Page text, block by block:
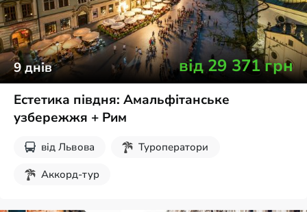
9днів від29 371грн
Естетика півдня: Амальфітанське
узбережжя + Рим
від Львова
Туроператори
Аккорд-тур